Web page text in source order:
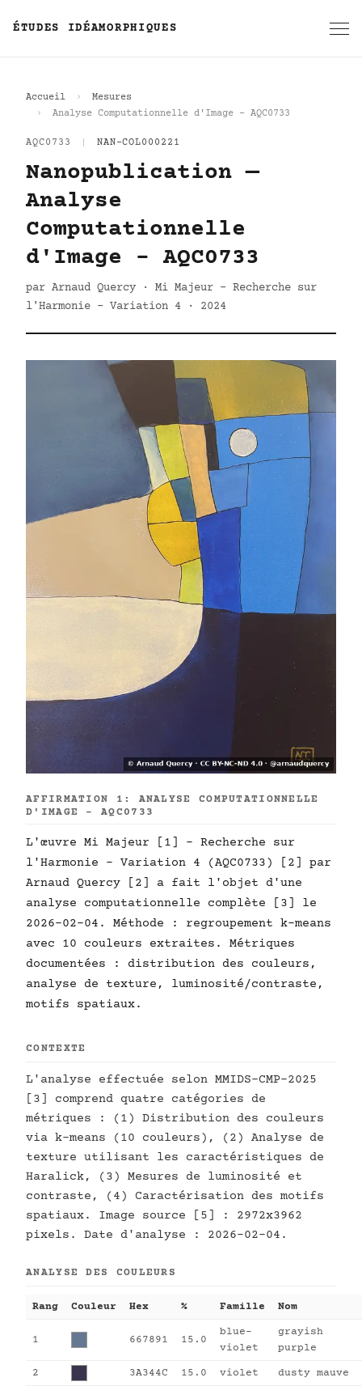
ÉTUDES IDÉAMORPHIQUES
Accueil
Mesures
Analyse Computationnelle d'Image - AQC0733
AQC0733 NAN-COL000221
Nanopublication —
Analyse
Computationnelle
d'Image - AQC0733
par Arnaud Quercy · Mi Majeur - Recherche sur
l'Harmonie - Variation 4 · 2024
AFFIRMATION 1: ANALYSE COMPUTATIONNELLE
D'IMAGE - AQC0733
L'œuvre Mi Majeur [1] - Recherche sur
l'Harmonie - Variation 4 (AQC0733) [2] par
Arnaud Quercy [2] a fait l'objet d'une
analyse computationnelle complète [3] le
2026-02-04. Méthode : regroupement k-means
avec 10 couleurs extraites. Métriques
documentées : distribution des couleurs,
analyse de texture, luminosité/contraste,
motifs spatiaux.
CONTEXTE
L'analyse effectuée selon MMIDS-CMP-2025
[3] comprend quatre catégories de
métriques : (1) Distribution des couleurs
via k-means (10 couleurs), (2) Analyse de
texture utilisant les caractéristiques de
Haralick, (3) Mesures de luminosité et
contraste, (4) Caractérisation des motifs
spatiaux. Image source [5] : 2972x3962
pixels. Date d'analyse : 2026-02-04.
ANALYSE DES COULEURS
Rang Couleur Hex % Famille Nom
1 667891 15.0
blue-
violet
grayish
purple
2 3A344C 15.0 violet dusty mauve